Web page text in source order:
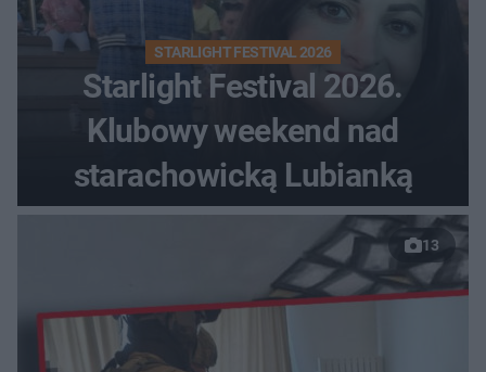
STARLIGHT FESTIVAL 2026
Starlight Festival 2026.
Klubowy weekend nad
starachowicką Lubianką
13